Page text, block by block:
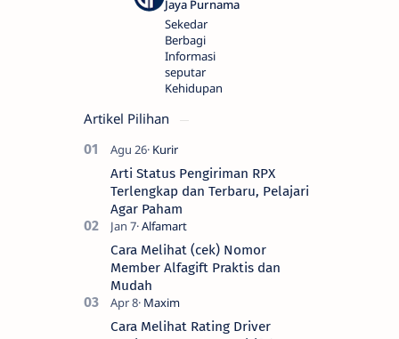
Sekedar
Berbagi
Informasi
seputar
Kehidupan
Artikel Pilihan
Arti Status Pengiriman RPX
Terlengkap dan Terbaru, Pelajari
Agar Paham
Cara Melihat (cek) Nomor
Member Alfagift Praktis dan
Mudah
Cara Melihat Rating Driver